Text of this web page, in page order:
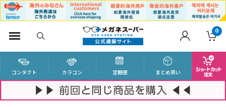
0
コンタクト カラコン 定期便 まとめ買い